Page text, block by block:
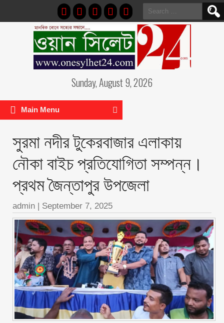
Search
for:
Sunday, August 9, 2026
Main Menu
সুরমা নদীর টুকেরবাজার এলাকায়
নৌকা বাইচ প্রতিযোগিতা সম্পন্ন।
প্রথম জৈন্তাপুর উপজেলা
admin | September 7, 2025